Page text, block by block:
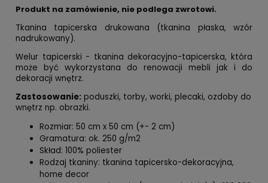
Produkt na zamówienie, nie podlega zwrotowi.
Tkanina tapicerska drukowana (tkanina płaska, wzór
nadrukowany).
Welur tapicerski - tkanina dekoracyjno-tapicerska, która
może być wykorzystana do renowacji mebli jak i do
dekoracji wnętrz.
Zastosowanie: poduszki, torby, worki, plecaki, ozdoby do
wnętrz np. obrazki.
Rozmiar: 50 cm x 50 cm (+- 2 cm)
Gramatura: ok. 250 g/m2
Skład: 100% poliester
Rodzaj tkaniny: tkanina tapicersko-dekoracyjna,
home decor